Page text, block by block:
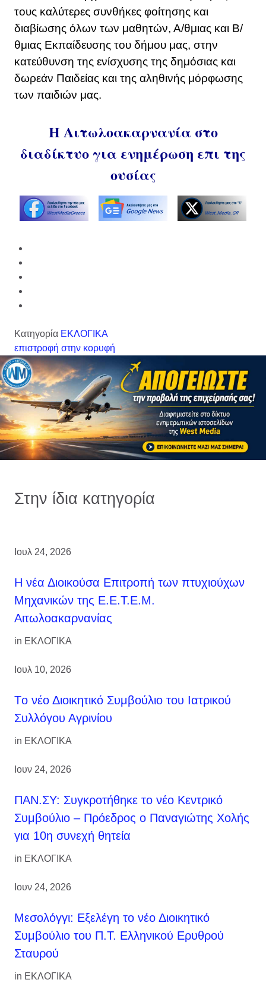
τους καλύτερες συνθήκες φοίτησης και
διαβίωσης όλων των μαθητών, Α/θμιας και Β/
θμιας Εκπαίδευσης του δήμου μας, στην
κατεύθυνση της ενίσχυσης της δημόσιας και
δωρεάν Παιδείας και της αληθινής μόρφωσης
των παιδιών μας.
Η Αιτωλοακαρνανία στο
διαδίκτυο για ενημέρωση επι της
ουσίας
Κατηγορία ΕΚΛΟΓΙΚΑ
επιστροφή στην κορυφή
Στην ίδια κατηγορία
Ιουλ 24, 2026
H νέα Διοικούσα Επιτροπή των πτυχιούχων
Μηχανικών της Ε.Ε.Τ.Ε.Μ.
Αιτωλοακαρνανίας
in ΕΚΛΟΓΙΚΑ
Ιουλ 10, 2026
Tο νέο Διοικητικό Συμβούλιο του Ιατρικού
Συλλόγου Αγρινίου
in ΕΚΛΟΓΙΚΑ
Ιουν 24, 2026
ΠΑΝ.ΣΥ: Συγκροτήθηκε το νέο Κεντρικό
Συμβούλιο – Πρόεδρος ο Παναγιώτης Χολής
για 10η συνεχή θητεία
in ΕΚΛΟΓΙΚΑ
Ιουν 24, 2026
Μεσολόγγι: Εξελέγη το νέο Διοικητικό
Συμβούλιο του Π.Τ. Ελληνικού Ερυθρού
Σταυρού
in ΕΚΛΟΓΙΚΑ